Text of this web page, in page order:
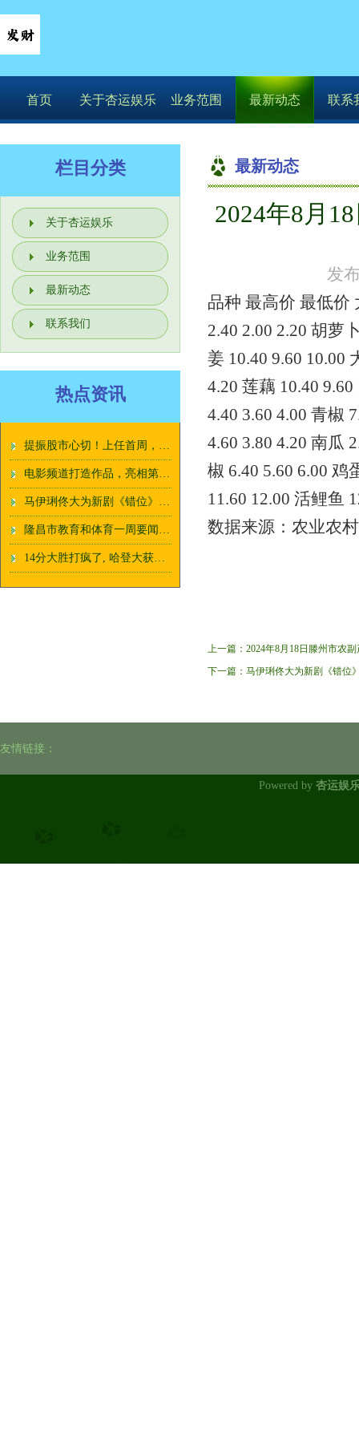
首页 关于杏运娱乐 业务范围 最新动态 联系
栏目分类
关于杏运娱乐
业务范围
最新动态
联系我们
热点资讯
提振股市心切！上任首周，李在明高调访问韩国主要证券交易所
电影频道打造作品，亮相第27届，全国影片推介会_仁东_天眼_中国
马伊琍佟大为新剧《错位》 聚焦案件背后的人生困境
隆昌市教育和体育一周要闻回顾（7月8日——7月14日）
14分大胜打疯了, 哈登大获成功, 快船5个赢球法宝, 第6稳住了
最新动态
你的位置： 杏运
2024年8月
发
品种 最高价 最低价
2.40 2.00 2.20 胡萝
姜 10.40 9.60 10.00
4.20 莲藕 10.40
4.40 3.60 4.00 青椒
4.60 3.80 4.20 南瓜
椒 6.40 5.60 6.00 鸡
11.60 12.00 活鲤鱼
数据来源：农业农
上一篇： 2024年8月18日滕州市农
下一篇： 马伊琍佟大为新剧《错位
友情链接：
Powered by 杏运娱